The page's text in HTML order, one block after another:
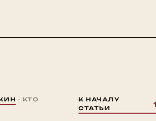
· КТО
К НАЧАЛУ
СТАТЬИ